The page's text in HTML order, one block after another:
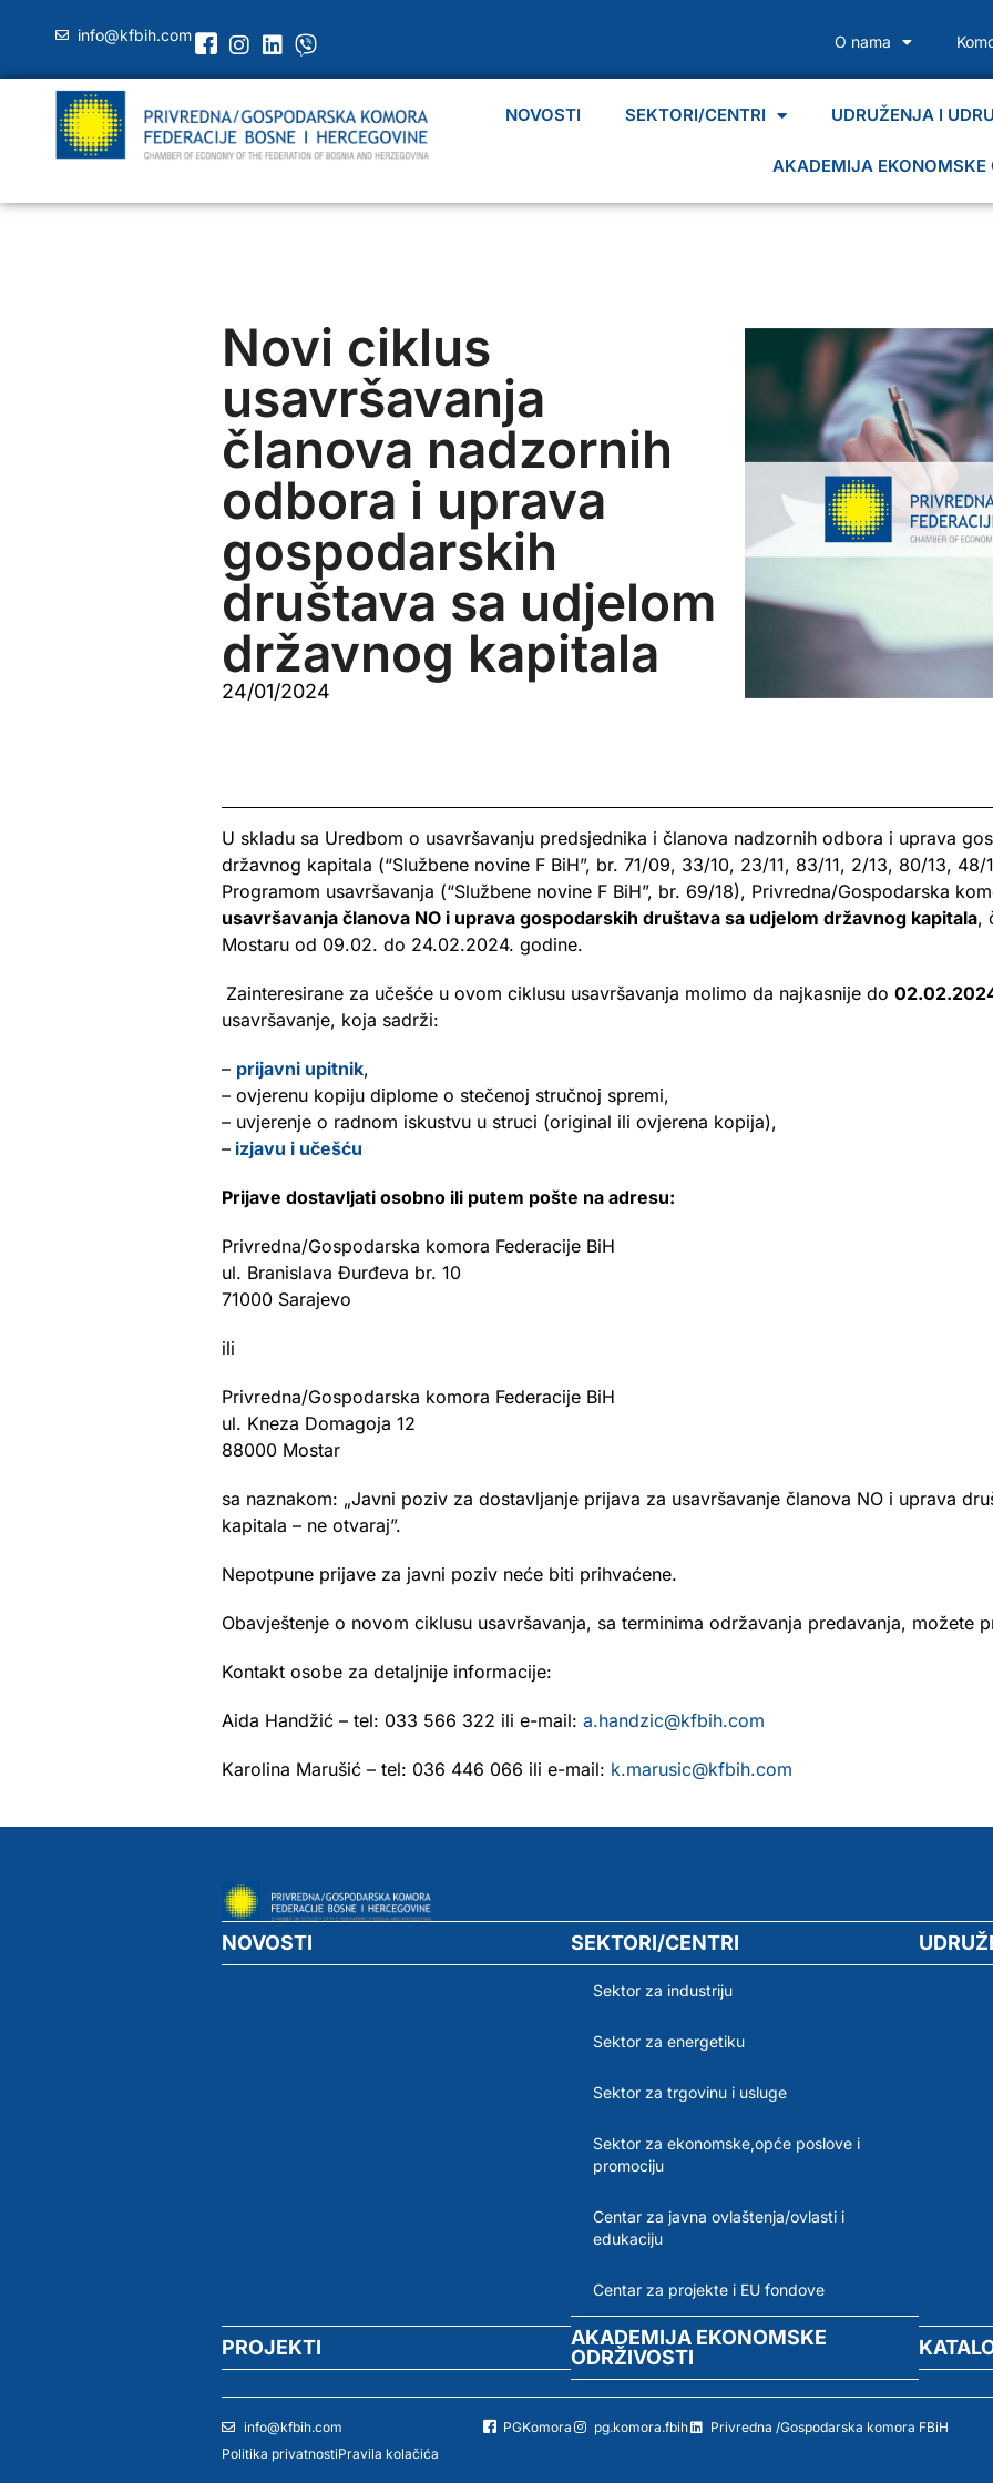
info@kfbih.com O nama
NOVOSTI SEKTORI/CENTRI UDRUŽENJA I
AKADEMIJA EKONOMSKE
Novi ciklus
usavršavanja
članova nadzornih
odbora i uprava
gospodarskih
društava sa udjelom
državnog kapitala
24/01/2024
U skladu sa Uredbom o usavršavanju predsjednika i članova nadzornih odbora i uprava
državnog kapitala (“Službene novine F BiH”, br. 71/09, 33/10, 23/11, 83/11, 2/13, 80/13,
Programom usavršavanja (“Službene novine F BiH”, br. 69/18), Privredna/Gospodarska
usavršavanja članova NO i uprava gospodarskih društava sa udjelom državnog kapitala,
Mostaru od 09.02. do 24.02.2024. godine.
Zainteresirane za učešće u ovom ciklusu usavršavanja molimo da najkasnije do
usavršavanje, koja sadrži:
– prijavni upitnik,
– ovjerenu kopiju diplome o stečenoj stručnoj spremi,
– uvjerenje o radnom iskustvu u struci (original ili ovjerena kopija),
– izjavu i učešću
Prijave dostavljati osobno ili putem pošte na adresu:
Privredna/Gospodarska komora Federacije BiH
ul. Branislava Đurđeva br. 10
71000 Sarajevo
ili
Privredna/Gospodarska komora Federacije BiH
ul. Kneza Domagoja 12
88000 Mostar
sa naznakom: „Javni poziv za dostavljanje prijava za usavršavanje članova NO i uprava
kapitala – ne otvaraj”.
Nepotpune prijave za javni poziv neće biti prihvaćene.
Obavještenje o novom ciklusu usavršavanja, sa terminima održavanja predavanja, možete
Kontakt osobe za detaljnije informacije:
Aida Handžić – tel: 033 566 322 ili e-mail: a.handzic@kfbih.com
Karolina Marušić – tel: 036 446 066 ili e-mail: k.marusic@kfbih.com
NOVOSTI SEKTORI/CENTRI
Sektor za industriju
Sektor za energetiku
Sektor za trgovinu i usluge
Sektor za ekonomske,opće poslove i
promociju
Centar za javna ovlaštenja/ovlasti i
edukaciju
Centar za projekte i EU fondove
PROJEKTI
AKADEMIJA EKONOMSKE
ODRŽIVOSTI
info@kfbih.com PGKomora pg.komora.fbih Privredna /Gospodarska komora FBiH
Politika privatnostiPravila kolačića